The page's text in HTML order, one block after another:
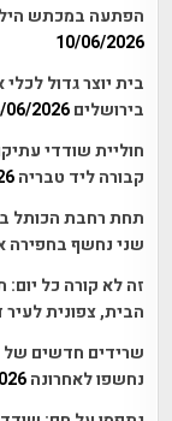
הפתעה במכתש הילד
10/06/2026
בית יוצר גדול
בירושלים 06/2026
חוליית שודדי
קבורה ליד טבריה
תחת רחבת הכותל
שני נחשף בחפירה
זה לא קורה כל יום:
הבית, צפונית לעיר
שרידים חדשים של
נחשפו לאחרונה